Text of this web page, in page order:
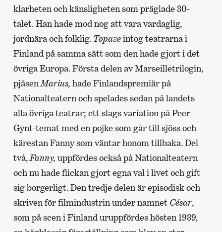
klarheten och känsligheten som präglade 30-
talet. Han hade mod nog att vara vardaglig,
jordnära och folklig. Topazeintog teatrarna i
Finland på samma sätt som den hade gjort i det
övriga Europa. Första delen av Marseilletrilogin,
pjäsenMarius, hade Finlandspremiär på
Nationalteatern och spelades sedan på landets
alla övriga teatrar; ett slags variation på Peer
Gynt-temat med en pojke som går till sjöss och
kärestan Fanny som väntar honom tillbaka. Del
två,Fanny, uppfördes också på Nationalteatern
och nu hade flickan gjort egna val i livet och gift
sig borgerligt. Den tredje delen är episodisk och
skriven för filmindustrin under namnet César,
som på scen i Finland uruppfördes hösten 1939,